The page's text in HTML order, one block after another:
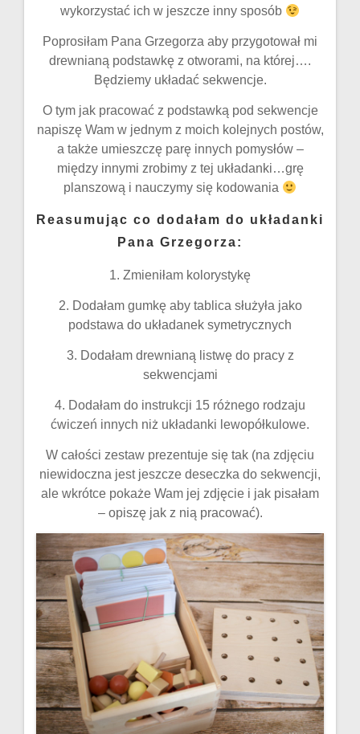
wykorzystać ich w jeszcze inny sposób
Poprosiłam Pana Grzegorza aby przygotował mi
drewnianą podstawkę z otworami, na której….
Będziemy układać sekwencje.
O tym jak pracować z podstawką pod sekwencje
napiszę Wam w jednym z moich kolejnych postów,
a także umieszczę parę innych pomysłów –
między innymi zrobimy z tej układanki…grę
planszową i nauczymy się kodowania
Reasumując co dodałam do układanki
Pana Grzegorza:
1. Zmieniłam kolorystykę
2. Dodałam gumkę aby tablica służyła jako
podstawa do układanek symetrycznych
3. Dodałam drewnianą listwę do pracy z
sekwencjami
4. Dodałam do instrukcji 15 różnego rodzaju
ćwiczeń innych niż układanki lewopółkulowe.
W całości zestaw prezentuje się tak (na zdjęciu
niewidoczna jest jeszcze deseczka do sekwencji,
ale wkrótce pokaże Wam jej zdjęcie i jak pisałam
– opiszę jak z nią pracować).